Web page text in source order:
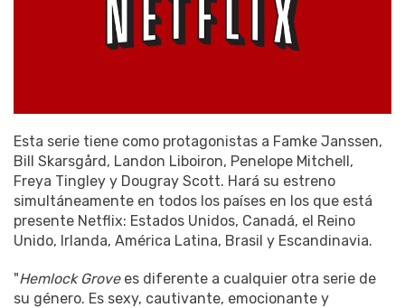
Esta serie tiene como protagonistas a Famke Janssen,
Bill Skarsgård, Landon Liboiron, Penelope Mitchell,
Freya Tingley y Dougray Scott. Hará su estreno
simultáneamente en todos los países en los que está
presente Netflix: Estados Unidos, Canadá, el Reino
Unido, Irlanda, América Latina, Brasil y Escandinavia.
"Hemlock Grovees diferente a cualquier otra serie de
su género. Es sexy, cautivante, emocionante y